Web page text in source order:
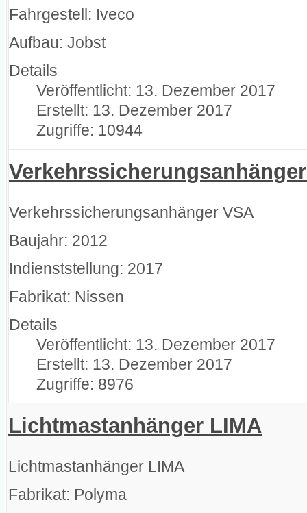
Fahrgestell: Iveco
Aufbau: Jobst
Details
Veröffentlicht: 13. Dezember 2017
Erstellt: 13. Dezember 2017
Zugriffe: 10944
Verkehrssicherungsanhänger VSA
Baujahr: 2012
Indienststellung: 2017
Fabrikat: Nissen
Details
Veröffentlicht: 13. Dezember 2017
Erstellt: 13. Dezember 2017
Zugriffe: 8976
Lichtmastanhänger LIMA
Lichtmastanhänger LIMA
Fabrikat: Polyma